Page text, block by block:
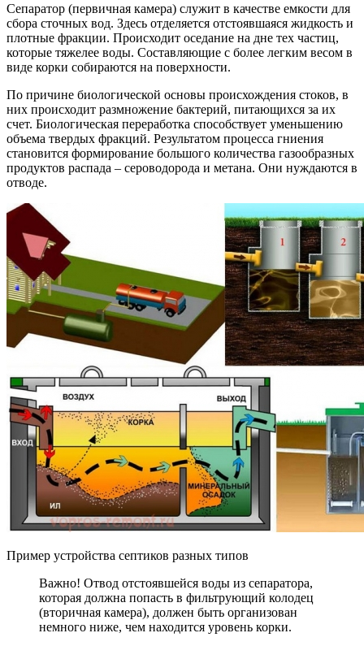
Сепаратор (первичная камера) служит в качестве емкости для
сбора сточных вод. Здесь отделяется отстоявшаяся жидкость и
плотные фракции. Происходит оседание на дне тех частиц,
которые тяжелее воды. Составляющие с более легким весом в
виде корки собираются на поверхности.
По причине биологической основы происхождения стоков, в
них происходит размножение бактерий, питающихся за их
счет. Биологическая переработка способствует уменьшению
объема твердых фракций. Результатом процесса гниения
становится формирование большого количества газообразных
продуктов распада – сероводорода и метана. Они нуждаются в
отводе.
Пример устройства септиков разных типов
Важно! Отвод отстоявшейся воды из сепаратора,
которая должна попасть в фильтрующий колодец
(вторичная камера), должен быть организован
немного ниже, чем находится уровень корки.